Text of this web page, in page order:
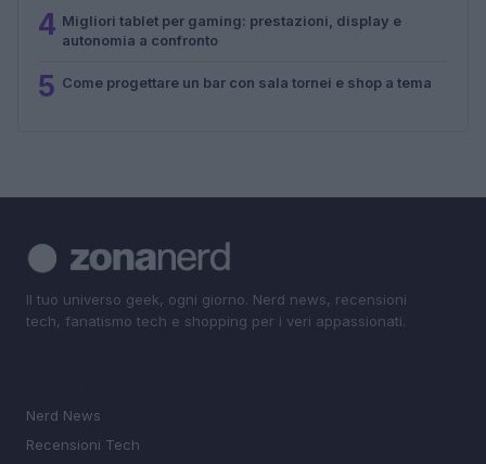
4 Migliori tablet per gaming: prestazioni, display e
autonomia a confronto
5 Come progettare un bar con sala tornei e shop a tema
Il tuo universo geek, ogni giorno. Nerd news, recensioni
tech, fanatismo tech e shopping per i veri appassionati.
Nerd News
Recensioni Tech